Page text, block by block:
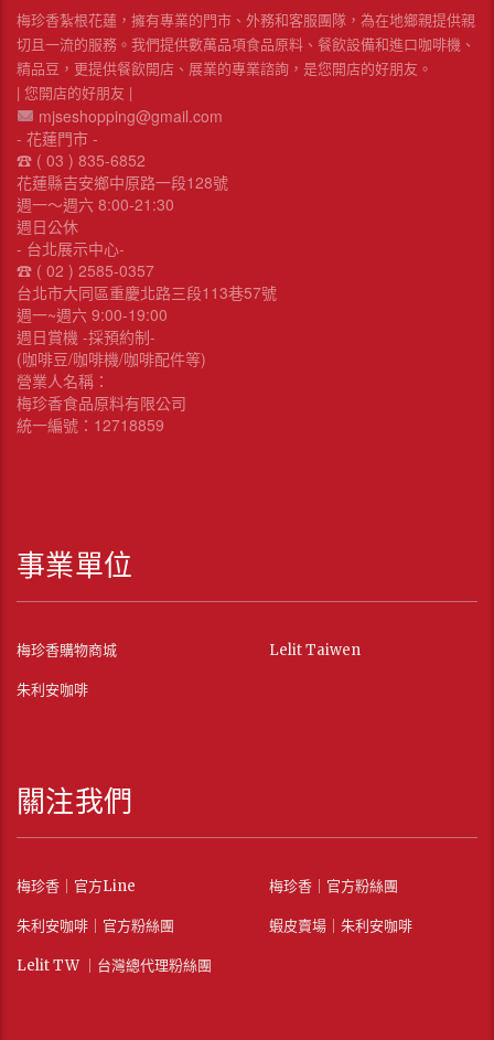
梅珍香紮根花蓮，擁有專業的門市、外務和客服團隊，為在地鄉親提供親
切且一流的服務。我們提供數萬品項食品原料、餐飲設備和進口咖啡機、
精品豆，更提供餐飲開店、展業的專業諮詢，是您開店的好朋友。
| 您開店的好朋友 |
mjseshopping@gmail.com
- 花蓮門市 -
☎︎ ( 03 ) 835-6852
花蓮縣吉安鄉中原路一段128號
週一～週六 8:00-21:30
週日公休
- 台北展示中心-
☎︎ ( 02 ) 2585-0357
台北市大同區重慶北路三段113巷57號
週一~週六 9:00-19:00
週日賞機 -採預約制-
(咖啡豆/咖啡機/咖啡配件等)
營業人名稱：
梅珍香食品原料有限公司
統一編號：12718859
事業單位
梅珍香購物商城 Lelit Taiwen
朱利安咖啡
關注我們
梅珍香｜官方Line 梅珍香｜官方粉絲團
朱利安咖啡｜官方粉絲團 蝦皮賣場｜朱利安咖啡
Lelit TW ｜台灣總代理粉絲團